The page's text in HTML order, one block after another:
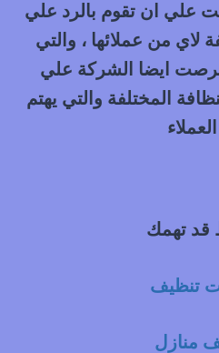
علي ان تقوم بالرد علي
لاي من عملائها ، والتي
ايضا الشركة علي
المختلفة والتي يهتم
قد تهمك
تنظيف
منازل